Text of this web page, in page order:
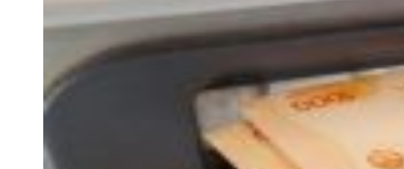
EL NUEVE STREAMS
PROGRAMACIÓN
EN VIVO